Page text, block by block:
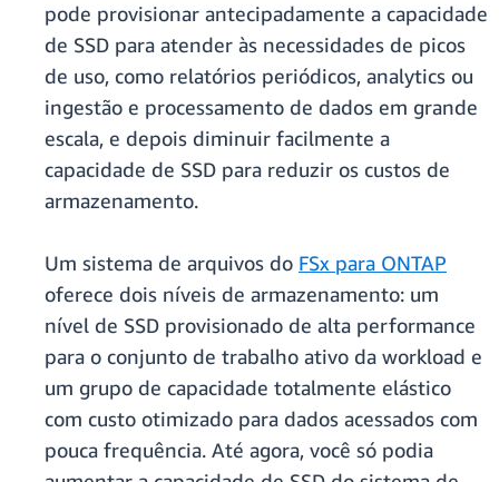
pode provisionar antecipadamente a capacidade
de SSD para atender às necessidades de picos
de uso, como relatórios periódicos, analytics ou
ingestão e processamento de dados em grande
escala, e depois diminuir facilmente a
capacidade de SSD para reduzir os custos de
armazenamento.
Um sistema de arquivos do FSx para ONTAP
oferece dois níveis de armazenamento: um
nível de SSD provisionado de alta performance
para o conjunto de trabalho ativo da workload e
um grupo de capacidade totalmente elástico
com custo otimizado para dados acessados com
pouca frequência. Até agora, você só podia